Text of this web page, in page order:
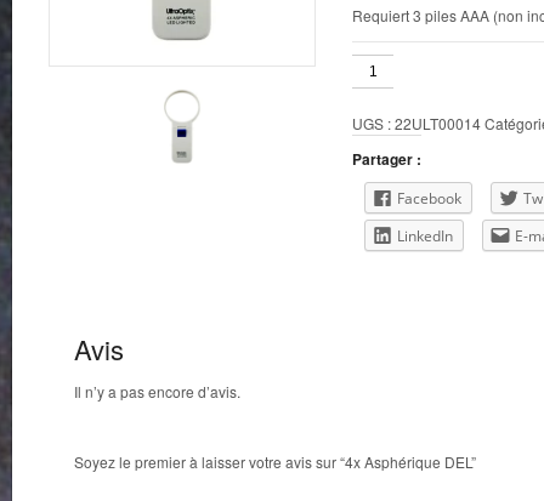
Requiert 3 piles AAA (non
quantité
de
Asphérique
DEL
UGS :22ULT00014
Partager :
Facebook
LinkedIn
E-
Avis
Il n’y a pas encore d’avis.
Soyez le premier à laisser votre avis sur “4x Asphérique DEL”